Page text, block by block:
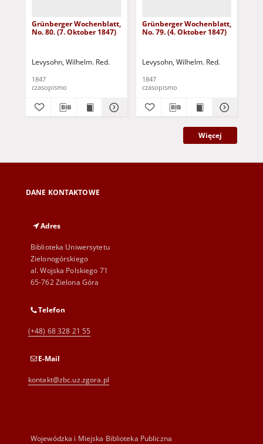
Grünberger Wochenblatt,
No. 80. (7. Oktober 1847)
Levysohn, Wilhelm. Red.
1847
czasopismo
Grünberger Wochenblatt,
No. 79. (4. Oktober 1847)
Levysohn, Wilhelm. Red.
1847
czasopismo
Więcej
DANE KONTAKTOWE
Adres
Biblioteka Uniwersytetu
Zielonogórskiego
al. Wojska Polskiego 71
65-762 Zielona Góra
Telefon
(+48) 68 328 21 55
E-Mail
kontakt@zbc.uz.zgora.pl
Wojewódzka i Miejska Biblioteka Publiczna